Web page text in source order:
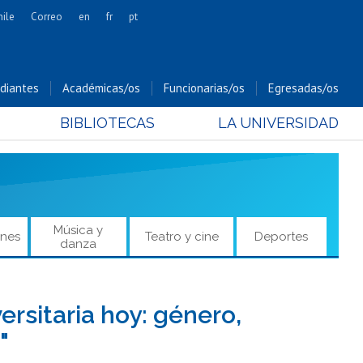
Cs. Forestales y Conservación
Cs. Sociales
Comunicación e Imagen
Odontología
Estudios Internacionales
Hospital Clínico
Correo en fr pt
Académicas/os Funcionarias/os Egresadas/os
BIBLIOTECAS LA UNIVERSIDAD
Música y
danza
Teatro y cine Deportes
hoy: género,